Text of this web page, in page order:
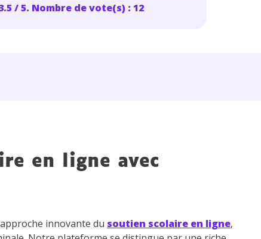
/ 5. Nombre de vote(s) : 12
en ligne avec
innovante du soutien scolaire en ligne,